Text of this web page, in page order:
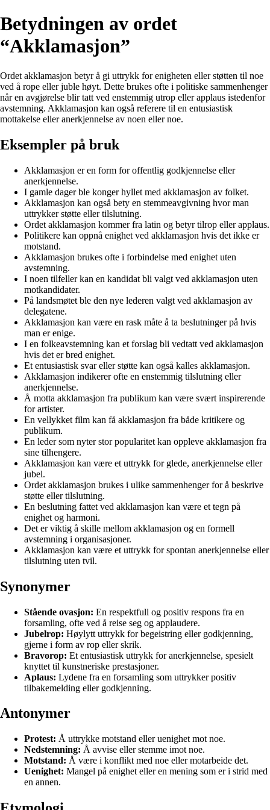
Betydningen av ordet
“Akklamasjon”
Ordet akklamasjon betyr å gi uttrykk for enigheten eller støtten til noe
ved å rope eller juble høyt. Dette brukes ofte i politiske sammenhenger
når en avgjørelse blir tatt ved enstemmig utrop eller applaus istedenfor
avstemning. Akklamasjon kan også referere til en entusiastisk
mottakelse eller anerkjennelse av noen eller noe.
Eksempler på bruk
Akklamasjon er en form for offentlig godkjennelse eller
anerkjennelse.
I gamle dager ble konger hyllet med akklamasjon av folket.
Akklamasjon kan også bety en stemmeavgivning hvor man
uttrykker støtte eller tilslutning.
Ordet akklamasjon kommer fra latin og betyr tilrop eller applaus.
Politikere kan oppnå enighet ved akklamasjon hvis det ikke er
motstand.
Akklamasjon brukes ofte i forbindelse med enighet uten
avstemning.
I noen tilfeller kan en kandidat bli valgt ved akklamasjon uten
motkandidater.
På landsmøtet ble den nye lederen valgt ved akklamasjon av
delegatene.
Akklamasjon kan være en rask måte å ta beslutninger på hvis
man er enige.
I en folkeavstemning kan et forslag bli vedtatt ved akklamasjon
hvis det er bred enighet.
Et entusiastisk svar eller støtte kan også kalles akklamasjon.
Akklamasjon indikerer ofte en enstemmig tilslutning eller
anerkjennelse.
Å motta akklamasjon fra publikum kan være svært inspirerende
for artister.
En vellykket film kan få akklamasjon fra både kritikere og
publikum.
En leder som nyter stor popularitet kan oppleve akklamasjon fra
sine tilhengere.
Akklamasjon kan være et uttrykk for glede, anerkjennelse eller
jubel.
Ordet akklamasjon brukes i ulike sammenhenger for å beskrive
støtte eller tilslutning.
En beslutning fattet ved akklamasjon kan være et tegn på
enighet og harmoni.
Det er viktig å skille mellom akklamasjon og en formell
avstemning i organisasjoner.
Akklamasjon kan være et uttrykk for spontan anerkjennelse eller
tilslutning uten tvil.
Synonymer
Stående ovasjon: En respektfull og positiv respons fra en
forsamling, ofte ved å reise seg og applaudere.
Jubelrop: Høylytt uttrykk for begeistring eller godkjenning,
gjerne i form av rop eller skrik.
Bravorop: Et entusiastisk uttrykk for anerkjennelse, spesielt
knyttet til kunstneriske prestasjoner.
Aplaus: Lydene fra en forsamling som uttrykker positiv
tilbakemelding eller godkjenning.
Antonymer
Protest: Å uttrykke motstand eller uenighet mot noe.
Nedstemning: Å avvise eller stemme imot noe.
Motstand: Å være i konflikt med noe eller motarbeide det.
Uenighet: Mangel på enighet eller en mening som er i strid med
en annen.